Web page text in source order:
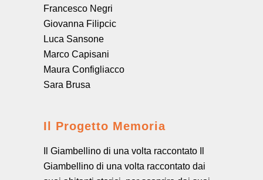
Francesco Negri
Giovanna Filipcic
Luca Sansone
Marco Capisani
Maura Configliacco
Sara Brusa
Il Progetto Memoria
Il Giambellino di una volta raccontato Il
Giambellino di una volta raccontato dai